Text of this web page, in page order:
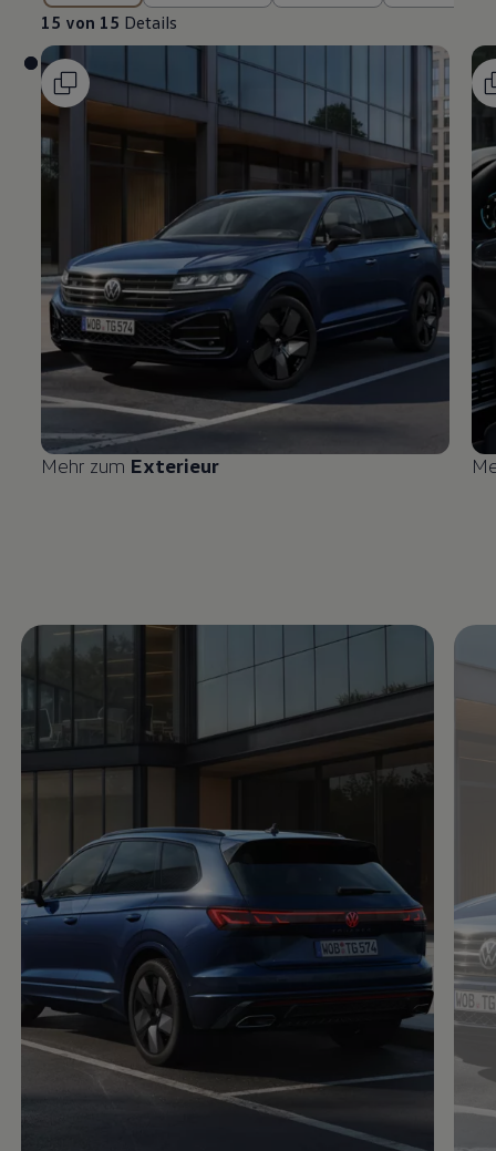
15 von 15 Details
Mehr zum Exterieur
Enable fullscreen mode